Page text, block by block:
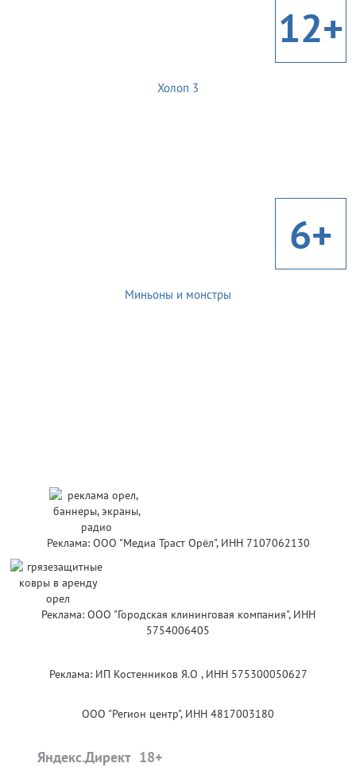
12+
Холоп 3
6+
Миньоны и монстры
Реклама: ООО "Медиа Траст Орёл", ИНН 7107062130
Реклама: ООО "Городская клининговая компания", ИНН
5754006405
Реклама: ИП Костенников Я.О , ИНН 575300050627
ООО "Регион центр", ИНН 4817003180
Яндекс.Директ